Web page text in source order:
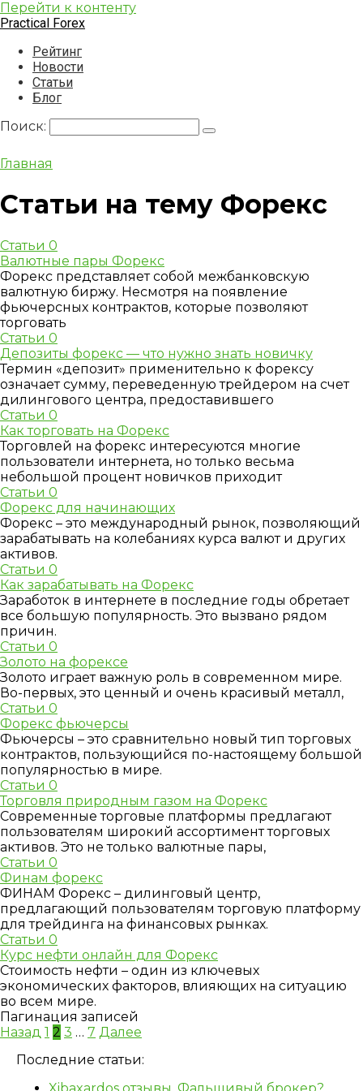
Перейти к контенту
Practical Forex
Рейтинг
Новости
Статьи
Блог
Поиск:
Главная
Статьи на тему Форекс
Статьи 0
Валютные пары Форекс
Форекс представляет собой межбанковскую
валютную биржу. Несмотря на появление
фьючерсных контрактов, которые позволяют
торговать
Статьи 0
Депозиты форекс — что нужно знать новичку
Термин «депозит» применительно к форексу
означает сумму, переведенную трейдером на счет
дилингового центра, предоставившего
Статьи 0
Как торговать на Форекс
Торговлей на форекс интересуются многие
пользователи интернета, но только весьма
небольшой процент новичков приходит
Статьи 0
Форекс для начинающих
Форекс – это международный рынок, позволяющий
зарабатывать на колебаниях курса валют и других
активов.
Статьи 0
Как зарабатывать на Форекс
Заработок в интернете в последние годы обретает
все большую популярность. Это вызвано рядом
причин.
Статьи 0
Золото на форексе
Золото играет важную роль в современном мире.
Во-первых, это ценный и очень красивый металл,
Статьи 0
Форекс фьючерсы
Фьючерсы – это сравнительно новый тип торговых
контрактов, пользующийся по-настоящему большой
популярностью в мире.
Статьи 0
Торговля природным газом на Форекс
Современные торговые платформы предлагают
пользователям широкий ассортимент торговых
активов. Это не только валютные пары,
Статьи 0
Финам форекс
ФИНАМ Форекс – дилинговый центр,
предлагающий пользователям торговую платформу
для трейдинга на финансовых рынках.
Статьи 0
Курс нефти онлайн для Форекс
Стоимость нефти – один из ключевых
экономических факторов, влияющих на ситуацию
во всем мире.
Пагинация записей
Назад 1 2 3 … 7 Далее
Последние статьи: